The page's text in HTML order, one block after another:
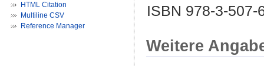
HTML Citation
Multiline CSV
Reference Manager
ISBN 978-3-507-
Weitere